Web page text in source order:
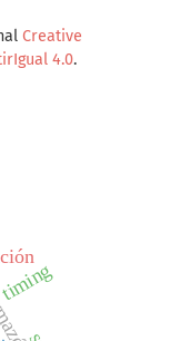
Creative
4.0.
timing